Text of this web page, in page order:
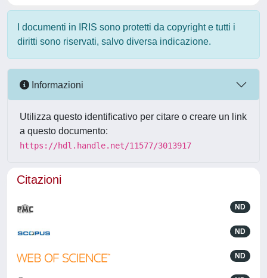
I documenti in IRIS sono protetti da copyright e tutti i
diritti sono riservati, salvo diversa indicazione.
Informazioni
Utilizza questo identificativo per citare o creare un link
a questo documento:
https://hdl.handle.net/11577/3013917
Citazioni
ND
ND
ND